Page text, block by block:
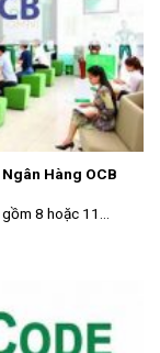
Hàng OCB
8 hoặc 11...